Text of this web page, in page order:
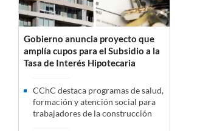
Gobierno anuncia proyecto que
amplía cupos para el Subsidio a la
Tasa de Interés Hipotecaria
CChC destaca programas de salud,
formación y atención social para
trabajadores de la construcción